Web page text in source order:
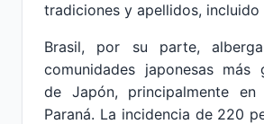
tradiciones y apellidos, incluido
Brasil, por su parte,
comunidades japonesas más
de Japón, principalmente
Paraná. La incidencia de 220